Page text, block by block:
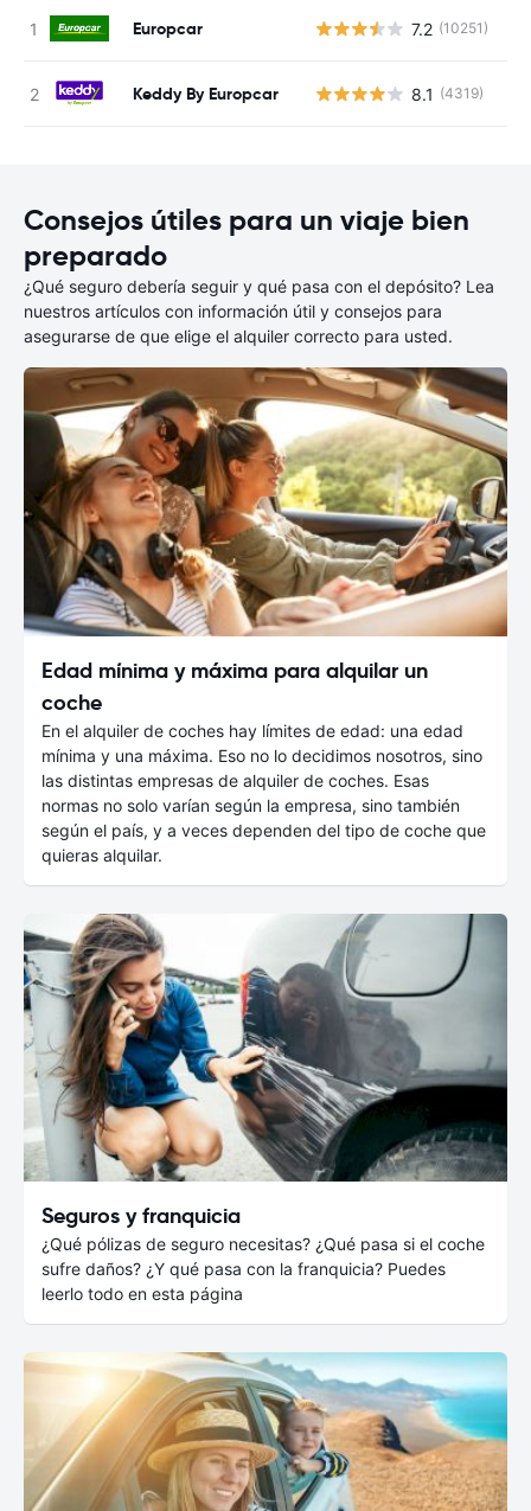
Europcar 7.2 (10251)
Keddy By Europcar 8.1 (4319)
Consejos útiles para un viaje bien
preparado
¿Qué seguro debería seguir y qué pasa con el depósito? Lea
nuestros artículos con información útil y consejos para
asegurarse de que elige el alquiler correcto para usted.
Edad mínima y máxima para alquilar un
coche
En el alquiler de coches hay límites de edad: una edad
mínima y una máxima. Eso no lo decidimos nosotros, sino
las distintas empresas de alquiler de coches. Esas
normas no solo varían según la empresa, sino también
según el país, y a veces dependen del tipo de coche que
quieras alquilar.
Seguros y franquicia
¿Qué pólizas de seguro necesitas? ¿Qué pasa si el coche
sufre daños? ¿Y qué pasa con la franquicia? Puedes
leerlo todo en esta página